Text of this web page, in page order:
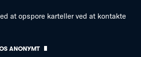
at opspore karteller ved at kontakte
ANONYMT